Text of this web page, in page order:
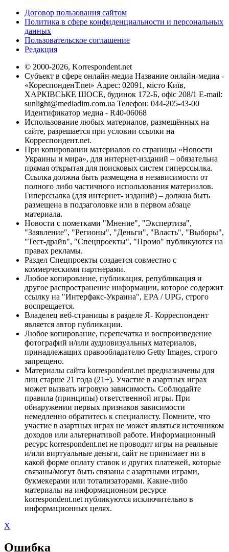
Договор пользования сайтом
Политика в сфере конфиденциальности и персональных
данных
Пользовательское соглашение
Редакция
© 2000-2026, Korrespondent.net
Субъект в сфере онлайн-медиа Название онлайн-медиа -
«КореспонденТ.net» Адрес: 02091, місто Київ,
ХАРКІВСЬКЕ ШОСЕ, будинок 172-Б, офіс 208/1 E-mail:
sunlight@mediadim.com.ua Телефон: 044-205-43-00
Идентификатор медиа - R40-06068
Использование любых материалов, размещённых на
сайте, разрешается при условии ссылки на
Корреспондент.net.
При копировании материалов со страницы «Новости
Украины и мира», для интернет-изданий – обязательна
прямая открытая для поисковых систем гиперссылка.
Ссылка должна быть размещена в независимости от
полного либо частичного использования материалов.
Гиперссылка (для интернет- изданий) – должна быть
размещена в подзаголовке или в первом абзаце
материала.
Новости с пометками "Мнение", "Экспертиза",
"Заявление", "Регионы", "Деньги", "Власть", "Выборы",
"Тест-драйв", "Спецпроекты", "Промо" публикуются на
правах рекламы.
Раздел Спецпроекты создается совместно с
коммерческими партнерами.
Любое копирование, публикация, републикация и
другое распространение информации, которое содержит
ссылку на "Интерфакс-Украина", EPA / UPG, строго
воспрещается.
Владелец веб-страницы в разделе Я- Корреспондент
является автор публикации.
Любое копирование, перепечатка и воспроизведение
фотографий и/или аудиовизуальных материалов,
принадлежащих правообладателю Getty Images, строго
запрещено.
Материалы сайта korrespondent.net предназначены для
лиц старше 21 года (21+). Участие в азартных играх
может вызвать игровую зависимость. Соблюдайте
правила (принципы) ответственной игры. При
обнаружении первых признаков зависимости
немедленно обратитесь к специалисту. Помните, что
участие в азартных играх не может являться источником
доходов или альтернативой работе. Информационный
ресурс korrespondent.net не проводит игры на реальные
и/или виртуальные деньги, сайт не принимает ни в
какой форме оплату ставок и других платежей, которые
связаны/могут быть связаны с азартными играми,
букмекерами или тотализаторами. Какие-либо
материалы на информационном ресурсе
korrespondent.net публикуются исключительно в
информационных целях.
X
Ошибка